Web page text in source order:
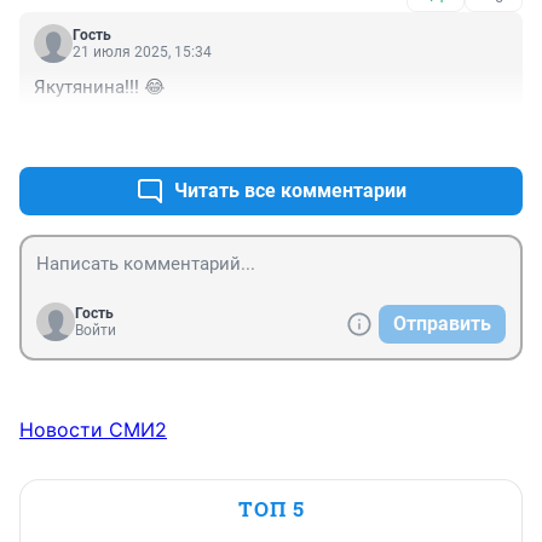
Гость
21 июля 2025, 15:34
Якутянина!!! 😂
Читать все комментарии
Гость
Войти
Отправить
Новости СМИ2
ТОП 5